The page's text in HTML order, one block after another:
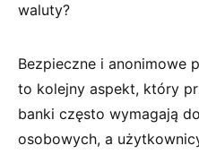
waluty?
Bezpieczne i‍ anonimowe
⁣to kolejny aspekt, który⁢
banki często wymagają
osobowych, a